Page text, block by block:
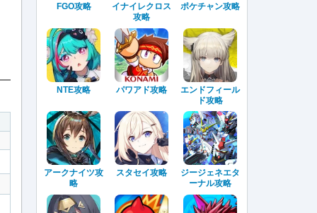
FGO攻略
イナイレクロス
攻略
ポケチャン攻略
NTE攻略 パワアド攻略
エンドフィール
ド攻略
アークナイツ攻
略
スタセイ攻略
ジージェネエタ
ーナル攻略